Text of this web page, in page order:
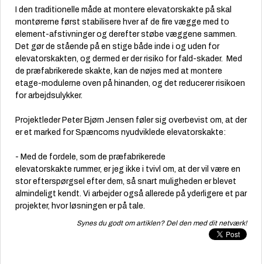
I den traditionelle måde at montere elevatorskakte på skal
montørerne først stabilisere hver af de fire vægge med to
element-afstivninger og derefter støbe væggene sammen.
Det gør de stående på en stige både inde i og uden for
elevatorskakten, og dermed er der risiko for fald-skader. Med
de præfabrikerede skakte, kan de nøjes med at montere
etage-modulerne oven på hinanden, og det reducerer risikoen
for arbejdsulykker.
Projektleder Peter Bjørn Jensen føler sig overbevist om, at der
er et marked forSpæncoms nyudviklede elevatorskakte:
- Med de fordele, som de præfabrikerede
elevatorskakte rummer, er jeg ikke i tvivl om, at der vil være en
stor efterspørgsel efter dem, så snart muligheden er blevet
almindeligt kendt. Vi arbejder også allerede på yderligere et par
projekter, hvor løsningen er på tale.
Synes du godt om artiklen? Del den med dit netværk!